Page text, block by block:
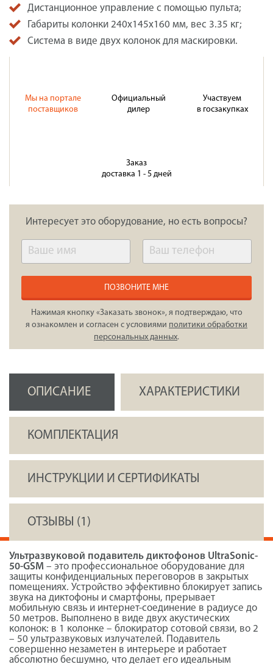
Дистанционное управление с помощью пульта;
Габариты колонки 240x145x160 мм, вес 3.35 кг;
Система в виде двух колонок для маскировки.
Мы на портале
поставщиков
Официальный
дилер
Участвуем
в госзакупках
Заказ
доставка 1 - 5 дней
Интересует это оборудование, но есть вопросы?
ПОЗВОНИТЕ МНЕ
Нажимая кнопку «Заказать звонок», я подтверждаю, что
я ознакомлен и согласен с условиями политики обработки
персональных данных.
ОПИСАНИЕ ХАРАКТЕРИСТИКИ
КОМПЛЕКТАЦИЯ
ИНСТРУКЦИИ И СЕРТИФИКАТЫ
ОТЗЫВЫ (1)
Ультразвуковой подавитель диктофонов UltraSonic-
50-GSM – это профессиональное оборудование для
защиты конфиденциальных переговоров в закрытых
помещениях. Устройство эффективно блокирует запись
звука на диктофоны и смартфоны, прерывает
мобильную связь и интернет-соединение в радиусе до
50 метров. Выполнено в виде двух акустических
колонок: в 1 колонке – блокиратор сотовой связи, во 2
– 50 ультразвуковых излучателей. Подавитель
совершенно незаметен в интерьере и работает
абсолютно бесшумно, что делает его идеальным